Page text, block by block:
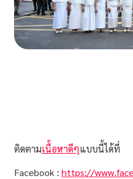
ติดตามเนื้อหาดีๆแบบนี้ได้ที่
Facebook : https://